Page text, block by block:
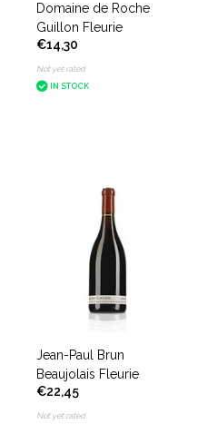
Domaine de Roche
Guillon Fleurie
€14,30
Not yet rated
IN STOCK
Jean-Paul Brun
Beaujolais Fleurie
€22,45
Not yet rated